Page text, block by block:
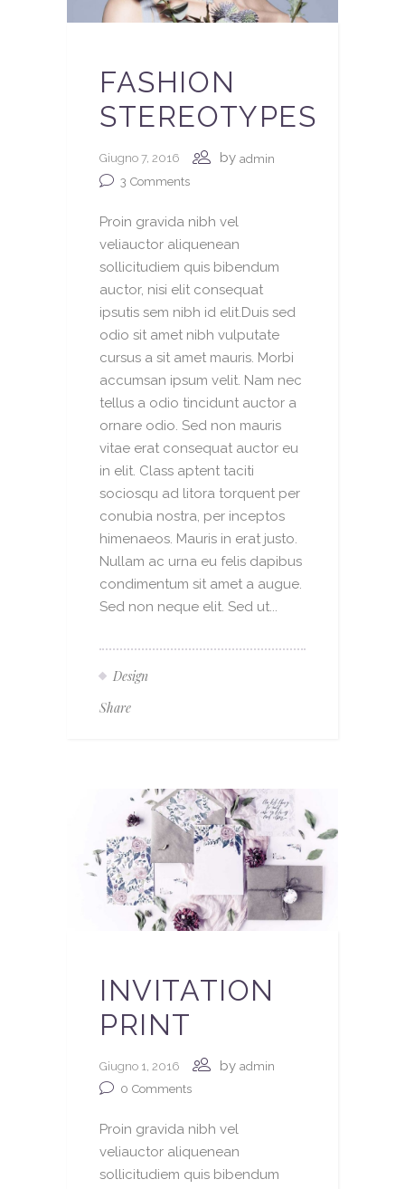
FASHION
STEREOTYPES
Giugno 7, 2016 by admin
3 Comments
Proin gravida nibh vel
veliauctor aliquenean
sollicitudiem quis bibendum
auctor, nisi elit consequat
ipsutis sem nibh id elit.Duis sed
odio sit amet nibh vulputate
cursus a sit amet mauris. Morbi
accumsan ipsum velit. Nam nec
tellus a odio tincidunt auctor a
ornare odio. Sed non mauris
vitae erat consequat auctor eu
in elit. Class aptent taciti
sociosqu ad litora torquent per
conubia nostra, per inceptos
himenaeos. Mauris in erat justo.
Nullam ac urna eu felis dapibus
condimentum sit amet a augue.
Sed non neque elit. Sed ut...
Design
Share
INVITATION
PRINT
Giugno 1, 2016 by admin
0 Comments
Proin gravida nibh vel
veliauctor aliquenean
sollicitudiem quis bibendum